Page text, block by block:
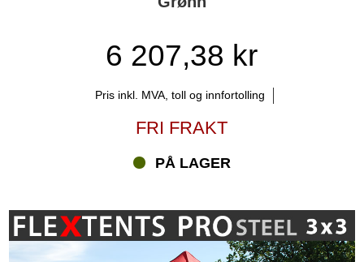
6 207,38 kr
Pris inkl. MVA, toll og innfortolling
FRI FRAKT
PÅ LAGER